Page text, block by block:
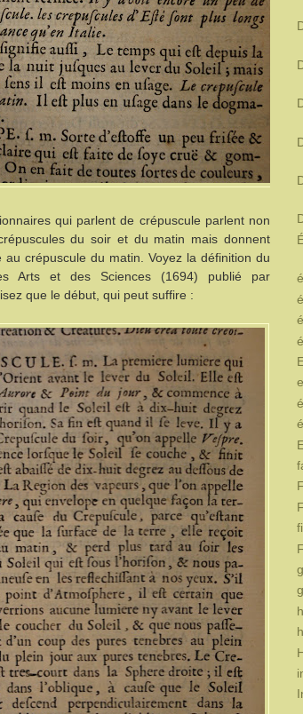
qui parlent de crépuscule parlent non
du soir et du matin mais donnent
au crépuscule du matin. Voyez la définition du
Arts et des Sciences (1694) publié par
que le début, qui peut suffire :